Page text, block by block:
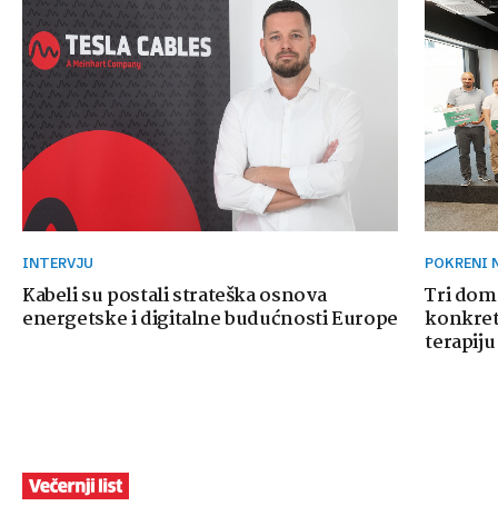
INTERVJU
Kabeli su postali strateška osnova
energetske i digitalne budućnosti Europe
POKRENI
Tri